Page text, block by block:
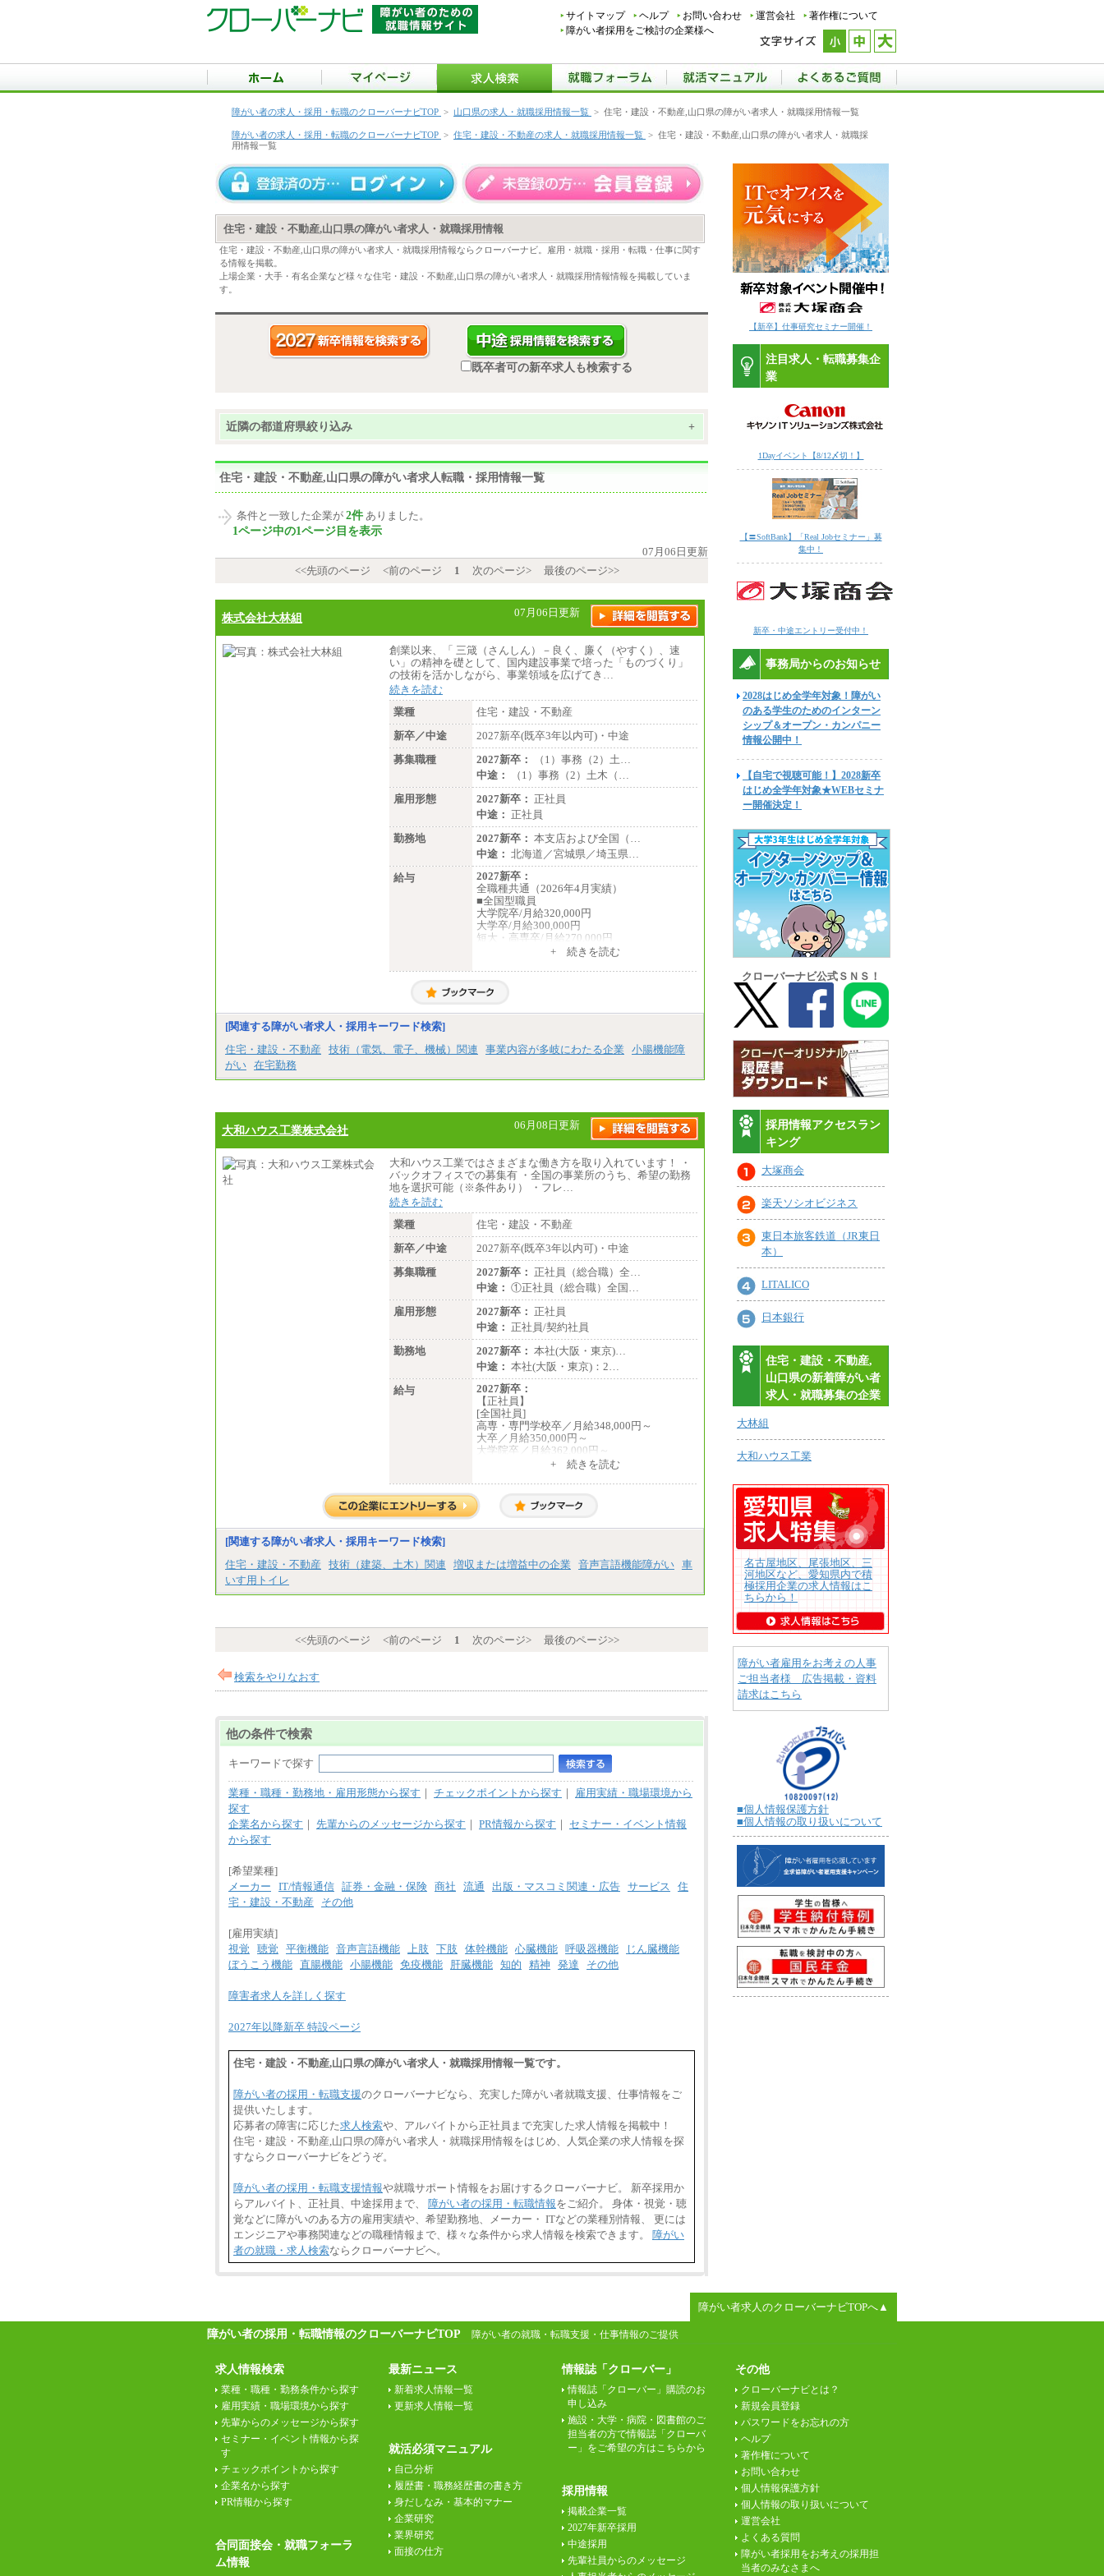
サイトマップ ヘルプ お問い合わせ 運営会社
著作権について
障がい者採用をご検討の企業様へ
障がい者の求人・採用・転職のクローバーナビTOP > 山口県の求人・就職採用情報一覧 > 住宅・建設・不動産,山口県の障がい者求人・就職採用情報一覧
障がい者の求人・採用・転職のクローバーナビTOP > 住宅・建設・不動産の求人・就職採用情報一覧 > 住宅・建設・不動産,山口県の障がい者求人・就職採
用情報一覧
住宅・建設・不動産,山口県の障がい者求人・就職採用情報
住宅・建設・不動産,山口県の障がい者求人・就職採用情報ならクローバーナビ。雇用・就職・採用・転職・仕事に関す
る情報を掲載。
上場企業・大手・有名企業など様々な住宅・建設・不動産,山口県の障がい者求人・就職採用情報情報を掲載していま
す。
既卒者可の新卒求人も検索する
近隣の都道府県絞り込み +
住宅・建設・不動産,山口県の障がい者求人転職・採用情報一覧
条件と一致した企業が 2件 ありました。
1ページ中の1ページ目を表示
07月06日更新
<<先頭のページ
<前のページ 1 次のページ> 最後のページ>>
株式会社大林組 07月06日更新
創業以来、「 三箴（さんしん）－良く、廉く（やすく）、速
い」の精神を礎として、国内建設事業で培った「ものづくり」
の技術を活かしながら、事業領域を広げてき…
続きを読む
業種
住宅・建設・不動産
新卒／中途
2027新卒(既卒3年以内可)・中途
募集職種
2027新卒：
（1）事務（2）土…
中途：
（1）事務（2）土木（…
雇用形態
2027新卒： 正社員
中途： 正社員
勤務地
2027新卒： 本支店および全国（…
中途： 北海道／宮城県／埼玉県…
給与
2027新卒：
全職種共通（2026年4月実績）
■全国型職員
大学院卒/月給320,000円
大学卒/月給300,000円
短大・高専卒/月給270,000円
大学院卒/月給256,000円～288,000円
大学卒/月給240,000円～270,000円
短大・高専卒/月給216,000円～243,000円
大学卒/月給219,000円～246,000円
との生計費などの地域差指数を勘案して拠点
ごとに定めています。
全職種共通
月給制
226,600円～390,100円（勤務地域等により異
なります）
・ご経験やスキルを考慮し、選考の中で決定
・試用期間中も同額支給します。
+ 続きを読む
[関連する障がい者求人・採用キーワード検索]
住宅・建設・不動産
技術（電気、電子、機械）関連 事業内容が多岐にわたる企業
小腸機能障
がい 在宅勤務
大和ハウス工業株式会社 06月08日更新
大和ハウス工業ではさまざまな働き方を取り入れています！ ・
バックオフィスでの募集有 ・全国の事業所のうち、希望の勤務
地を選択可能（※条件あり） ・フレ…
続きを読む
業種
住宅・建設・不動産
新卒／中途
2027新卒(既卒3年以内可)・中途
募集職種
2027新卒： 正社員（総合職）全…
中途： ①正社員（総合職）全国…
雇用形態
2027新卒： 正社員
中途： 正社員/契約社員
勤務地
2027新卒： 本社(大阪・東京)…
中途： 本社(大阪・東京)：2…
給与
2027新卒：
【正社員】
[全国社員]
高専・専門学校卒／月給348,000円～
大卒／月給350,000円～
大学院卒／月給362,000円～
[地域社員]月給295,000円～
【正社員】
[全国社員]月給348,000円～
[地域社員]月給295,000円～
+ 続きを読む
[関連する障がい者求人・採用キーワード検索]
住宅・建設・不動産
技術（建築、土木）関連 増収または増益中の企業 音声言語機能障がい 車
いす用トイレ
<<先頭のページ <前のページ 1 次のページ> 最後のページ>>
検索をやりなおす
他の条件で検索
キーワードで探す
業種・職種・勤務地・雇用形態から探す ｜ チェックポイントから探す ｜ 雇用実績・職場環境から
探す
企業名から探す ｜ 先輩からのメッセージから探す ｜ PR情報から探す ｜ セミナー・イベント情報
から探す
[希望業種]
メーカー
IT/情報通信 証券・金融・保険 商社 流通 出版・マスコミ関連・広告 サービス
住
宅・建設・不動産
その他
[雇用実績]
視覚
聴覚 平衡機能 音声言語機能 上肢 下肢 体幹機能 心臓機能 呼吸器機能
じん臓機能
ぼうこう機能 直腸機能 小腸機能 免疫機能 肝臓機能 知的 精神 発達 その他
障害者求人を詳しく探す
2027年以降新卒 特設ページ
住宅・建設・不動産,山口県の障がい者求人・就職採用情報一覧です。
障がい者の採用・転職支援のクローバーナビなら、充実した障がい者就職支援、仕事情報をご
提供いたします。
応募者の障害に応じた求人検索や、アルバイトから正社員まで充実した求人情報を掲載中！
住宅・建設・不動産,山口県の障がい者求人・就職採用情報をはじめ、人気企業の求人情報を探
すならクローバーナビをどうぞ。
障がい者の採用・転職支援情報や就職サポート情報をお届けするクローバーナビ。 新卒採用か
らアルバイト、正社員、中途採用まで、 障がい者の採用・転職情報をご紹介。 身体・視覚・聴
覚などに障がいのある方の雇用実績や、希望勤務地、メーカー・ ITなどの業種別情報、 更には
エンジニアや事務関連などの職種情報まで、様々な条件から求人情報を検索できます。 障がい
者の就職・求人検索ならクローバーナビへ。
【新卒】仕事研究セミナー開催！
注目求人・転職募集企
業
1Dayイベント【8/12〆切！】
【〓SoftBank】「Real Jobセミナー」募
集中！
新卒・中途エントリー受付中！
事務局からのお知らせ
2028はじめ全学年対象！障がい
のある学生のためのインターン
シップ＆オープン・カンパニー
情報公開中！
【自宅で視聴可能！】2028新卒
はじめ全学年対象★WEBセミナ
ー開催決定！
クローバーナビ公式ＳＮＳ！
採用情報アクセスラン
キング
大塚商会
楽天ソシオビジネス
東日本旅客鉄道（JR東日
本）
LITALICO
日本銀行
住宅・建設・不動産,
山口県の新着障がい者
求人・就職募集の企業
大林組
大和ハウス工業
名古屋地区、尾張地区、三
河地区など、愛知県内で積
極採用企業の求人情報はこ
ちらから！
障がい者雇用をお考えの人事
ご担当者様 広告掲載・資料
請求はこちら
■個人情報保護方針
■個人情報の取り扱いについて
障がい者求人のクローバーナビTOPへ▲
障がい者の採用・転職情報のクローバーナビTOP 障がい者の就職・転職支援・仕事情報のご提供
求人情報検索
業種・職種・勤務条件から探す
雇用実績・職場環境から探す
先輩からのメッセージから探す
セミナー・イベント情報から探
す
チェックポイントから探す
企業名から探す
PR情報から探す
合同面接会・就職フォーラ
ム情報
最新ニュース
新着求人情報一覧
更新求人情報一覧
就活必須マニュアル
自己分析
履歴書・職務経歴書の書き方
身だしなみ・基本的マナー
企業研究
業界研究
面接の仕方
情報誌「クローバー」
情報誌「クローバー」購読のお
申し込み
施設・大学・病院・図書館のご
担当者の方で情報誌「クローバ
ー」をご希望の方はこちらから
採用情報
掲載企業一覧
2027年新卒採用
中途採用
先輩社員からのメッセージ
その他
クローバーナビとは？
新規会員登録
パスワードをお忘れの方
ヘルプ
著作権について
お問い合わせ
個人情報保護方針
個人情報の取り扱いについて
運営会社
よくある質問
障がい者採用をお考えの採用担
当者のみなさまへ